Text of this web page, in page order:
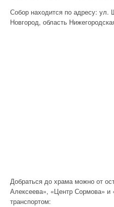
Собор находится по адресу:
Новгород, область
Добраться до храма можно от
Алексеева», «Центр Сормова»
транспортом: